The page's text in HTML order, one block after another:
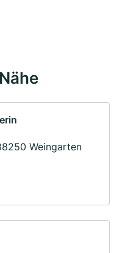
Weingarten